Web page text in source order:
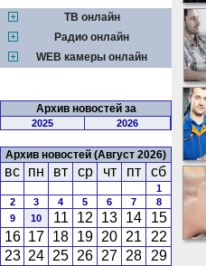
ТВ онлайн
Радио онлайн
WEB камеры онлайн
Архив новостей за
2025 2026
Архив новостей (Август 2026)
вс пн вт ср чт пт сб
1
2
3 4 5 6 7
8
9
10 11 12 13 14
15
16 17 18 19 20 21
22
23 24 25 26 27 28 29